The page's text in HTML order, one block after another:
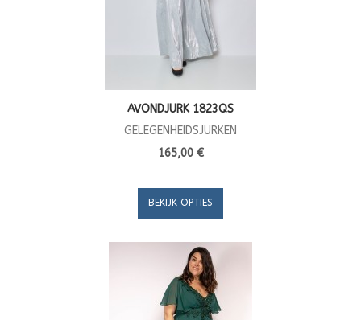
AVONDJURK 1823QS
GELEGENHEIDSJURKEN
165,00 €
BEKIJK OPTIES